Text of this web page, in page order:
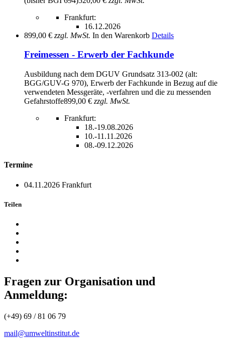
Frankfurt:
16.12.2026
899,00 € zzgl. MwSt. In den Warenkorb Details
Freimessen - Erwerb der Fachkunde
Ausbildung nach dem DGUV Grundsatz 313-002 (alt:
BGG/GUV-G 970), Erwerb der Fachkunde in Bezug auf die
verwendeten Messgeräte, -verfahren und die zu messenden
Gefahrstoffe899,00 € zzgl. MwSt.
Frankfurt:
18.-19.08.2026
10.-11.11.2026
08.-09.12.2026
Termine
04.11.2026 Frankfurt
Teilen
Fragen zur Organisation und
Anmeldung:
(+49) 69 / 81 06 79
mail@umweltinstitut.de